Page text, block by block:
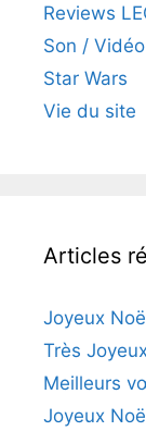
Reviews
Son /
Star Wars
Vie du site
Articles
Joyeux
Très
Meilleurs
Joyeux